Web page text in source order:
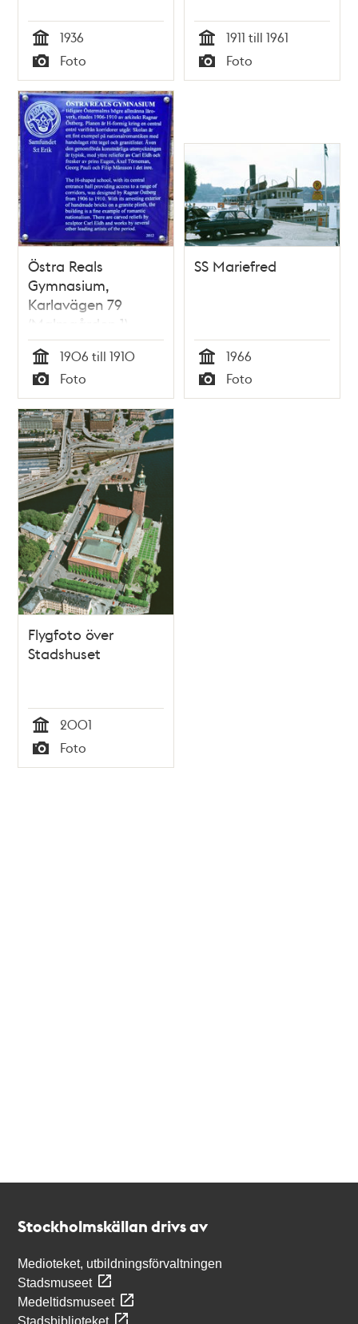
Tid
1936
Typ
Foto Tid
1911 till 1961
Typ
Foto
Östra Reals
Gymnasium,
Karlavägen 79
(Malmgården 1)
Tid
1906 till 1910
Typ
Foto
SS Mariefred
Tid
1966
Typ
Foto
Flygfoto över
Stadshuset
Tid
2001
Typ
Foto
Stockholmskällan drivs av
Medioteket, utbildningsförvaltningen
Stadsmuseet
Medeltidsmuseet
Stadsbiblioteket